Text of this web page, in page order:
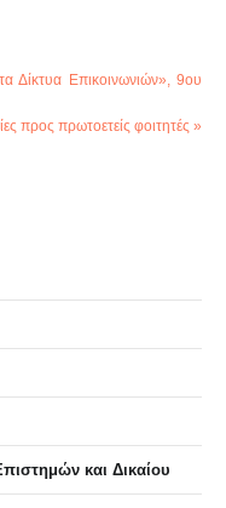
Δίκτυα Επικοινωνιών», 9ου
προς πρωτοετείς φοιτητές »
και Δικαίου